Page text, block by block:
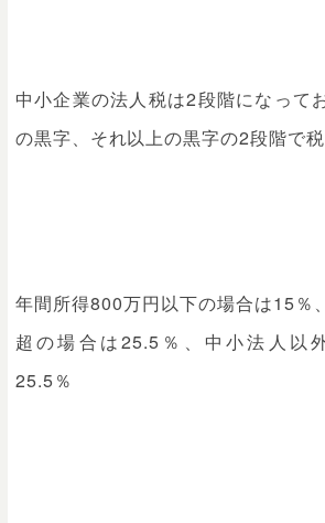
中小企業の法人税は2段階になって
の黒字、それ以上の黒字の2段階で税
年間所得800万円以下の場合は15％
超の場合は25.5％、中小法人以
25.5％